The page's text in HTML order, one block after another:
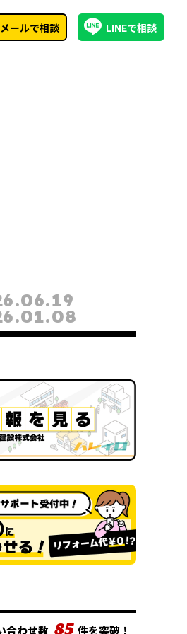
メールで相談 LINEで相談
合わせ数 85 件を突破！